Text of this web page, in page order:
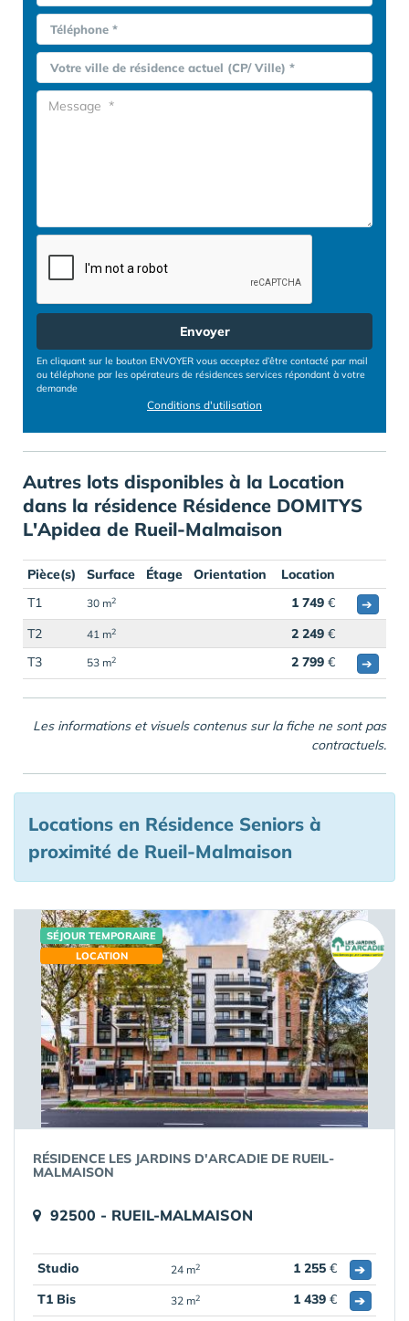
Téléphone *
Votre ville de résidence actuel (CP/ Ville) *
Envoyer
En cliquant sur le bouton ENVOYER vous acceptez d’être contacté par mail
ou téléphone par les opérateurs de résidences services répondant à votre
demande
Conditions d'utilisation
Autres lots disponibles à la Location
dans la résidence Résidence DOMITYS
L'Apidea de Rueil-Malmaison
Pièce(s) Surface Étage Orientation
Location
T1
30 m2 1 749 €
➔
T2
41 m2 2 249 €
T3
53 m2 2 799 € ➔
Les informations et visuels contenus sur la fiche ne sont pas
contractuels.
Locations en Résidence Seniors à
proximité de Rueil-Malmaison
SÉJOUR TEMPORAIRE
LOCATION
RÉSIDENCE LES JARDINS D'ARCADIE DE RUEIL-
MALMAISON
92500 - RUEIL-MALMAISON
Studio 24 m2 1 255 €
➔
T1 Bis
32 m2 1 439 €
➔